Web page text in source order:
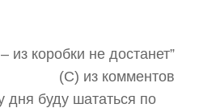
коробки не достанет”
(С) из комментов
дня буду шататься по